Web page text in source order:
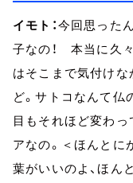
イモト：今回思った
子なの！ 本当に久
はそこまで気付けな
ど。サトコなんて仏
目もそれほど変わっ
アなの。＜ほんとに
葉がいいのよ、ほん